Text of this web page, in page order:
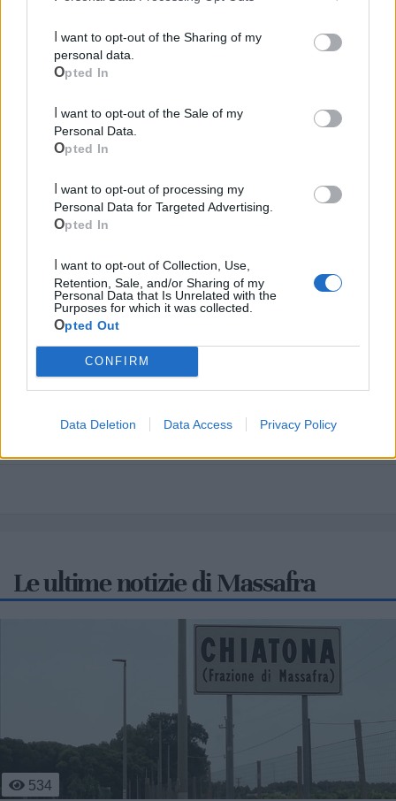
personal data.
Opted In
Personal Data.
Opted In
Personal Data for Targeted Advertising.
Opted In
Retention, Sale, and/or Sharing of my
Personal Data that Is Unrelated with the
Purposes for which it was collected.
Opted Out
CONFIRM
Data Deletion Data Access Privacy Policy
Mondo CIA
Cia Agricoltori Italiani | Puglia - Area Due
Mari
Scopri tutte le notizie, gli eventi e la Web TV di Cia Puglia - Area
Le ultime notizie di Massafra
807